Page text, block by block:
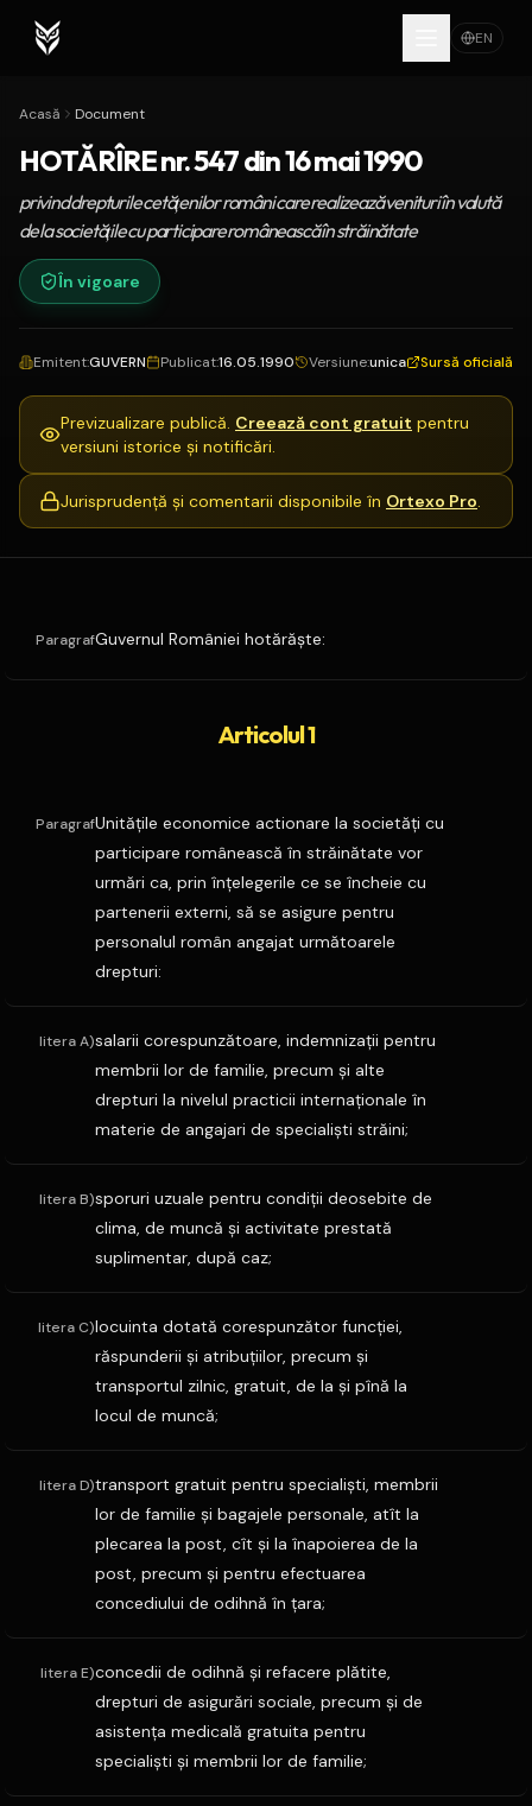
EN
Acasă Document
HOTĂRÎRE nr. 547 din 16 mai 1990
privind drepturile cetăţenilor români care realizează venituri în valută
de la societăţile cu participare românească în străinătate
În vigoare
Emitent:GUVERN Publicat:16.05.1990 Versiune:unica Sursă oficială
Previzualizare publică. Creează cont gratuit pentru
versiuni istorice și notificări.
Jurisprudență și comentarii disponibile în Ortexo Pro.
ParagrafGuvernul României hotărăşte:
Articolul 1
ParagrafUnităţile economice actionare la societăţi cu
participare românească în străinătate vor
urmări ca, prin înţelegerile ce se încheie cu
partenerii externi, să se asigure pentru
personalul român angajat următoarele
drepturi:
litera A)salarii corespunzătoare, indemnizaţii pentru
membrii lor de familie, precum şi alte
drepturi la nivelul practicii internaţionale în
materie de angajari de specialişti străini;
litera B)sporuri uzuale pentru condiţii deosebite de
clima, de muncă şi activitate prestată
suplimentar, după caz;
litera C)locuinta dotată corespunzător funcţiei,
răspunderii şi atribuţiilor, precum şi
transportul zilnic, gratuit, de la şi pînă la
locul de muncă;
litera D)transport gratuit pentru specialişti, membrii
lor de familie şi bagajele personale, atît la
plecarea la post, cît şi la înapoierea de la
post, precum şi pentru efectuarea
concediului de odihnă în ţara;
litera E)concedii de odihnă şi refacere plătite,
drepturi de asigurări sociale, precum şi de
asistenţa medicală gratuita pentru
specialişti şi membrii lor de familie;